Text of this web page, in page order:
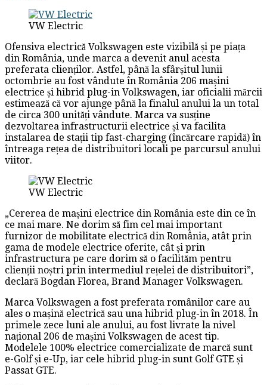
VW Electric
Ofensiva electrică Volkswagen este vizibilă și pe piața
din România, unde marca a devenit anul acesta
preferata clienților. Astfel, până la sfârșitul lunii
octombrie au fost vândute în România 206 mașini
electrice și hibrid plug-in Volkswagen, iar oficialii mărcii
estimează că vor ajunge până la finalul anului la un total
de circa 300 unități vândute. Marca va susține
dezvoltarea infrastructurii electrice și va facilita
instalarea de stații tip fast-charging (încărcare rapidă) în
întreaga rețea de distribuitori locali pe parcursul anului
viitor.
VW Electric
„Cererea de mașini electrice din România este din ce în
ce mai mare. Ne dorim să fim cel mai important
furnizor de mobilitate electrică din România, atât prin
gama de modele electrice oferite, cât și prin
infrastructura pe care dorim să o facilităm pentru
clienții noștri prin intermediul rețelei de distribuitori”,
declară Bogdan Florea, Brand Manager Volkswagen.
Marca Volkswagen a fost preferata românilor care au
ales o mașină electrică sau una hibrid plug-in în 2018. În
primele zece luni ale anului, au fost livrate la nivel
național 206 de mașini Volkswagen de acest tip.
Modelele 100% electrice comercializate de marcă sunt
e-Golf și e-Up, iar cele hibrid plug-in sunt Golf GTE și
Passat GTE.